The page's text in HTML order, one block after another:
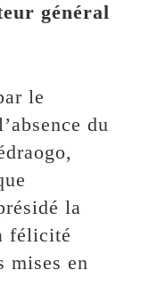
général
le
du
la
félicité
mises en